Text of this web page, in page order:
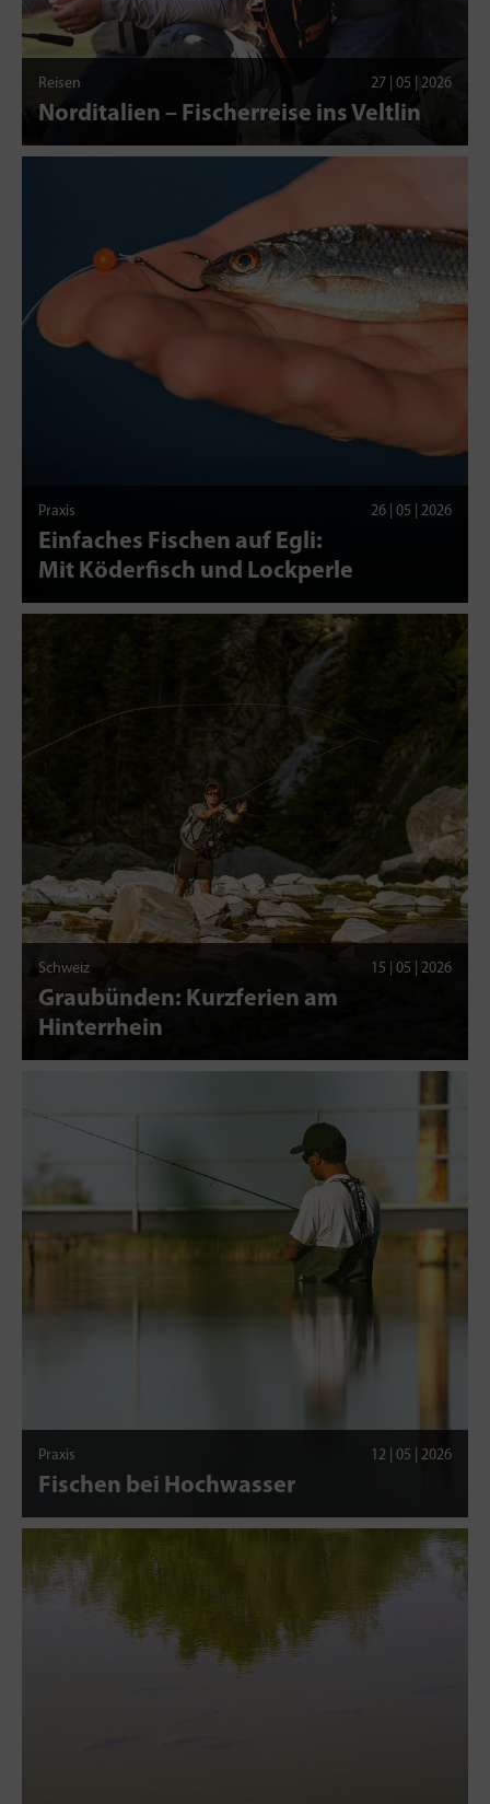
Reisen 27 | 05 | 2026
Norditalien – Fischerreise ins Veltlin
Praxis 26 | 05 | 2026
Einfaches Fischen auf Egli:
Mit Köderfisch und Lockperle
Schweiz 15 | 05 | 2026
Graubünden: Kurzferien am
Hinterrhein
Praxis 12 | 05 | 2026
Fischen bei Hochwasser